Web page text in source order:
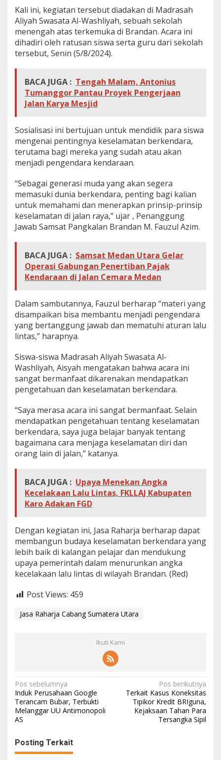
u
h
a
n
M
e
l
u
i
S
i
a
l
i
s
s
i
S
a
f
e
R
i
d
i
d
i
M
a
a
s
a
h
i
y
a
h
S
w
a
t
a
-
W
s
h
y
Kali ini, kegiatan tersebut diadakan di Madrasah
Aliyah Swasata Al-Washliyah, sebuah sekolah
menengah atas terkemuka di Brandan. Acara ini
dihadiri oleh ratusan siswa serta guru dari sekolah
tersebut, Senin (5/8/2024).
BACA JUGA : Tengah Malam, Antonius
Tumanggor Pantau Proyek Pengerjaan
Jalan Karya Mesjid
Sosialisasi ini bertujuan untuk mendidik para siswa
mengenai pentingnya keselamatan berkendara,
terutama bagi mereka yang sudah atau akan
menjadi pengendara kendaraan.
“Sebagai generasi muda yang akan segera
memasuki dunia berkendara, penting bagi kalian
untuk memahami dan menerapkan prinsip-prinsip
keselamatan di jalan raya,” ujar , Penanggung
Jawab Samsat Pangkalan Brandan M. Fauzul Azim.
BACA JUGA : Samsat Medan Utara Gelar
Operasi Gabungan Penertiban Pajak
Kendaraan di Jalan Cemara Medan
Dalam sambutannya, Fauzul berharap “materi yang
disampaikan bisa membantu menjadi pengendara
yang bertanggung jawab dan mematuhi aturan lalu
lintas,” harapnya.
Siswa-siswa Madrasah Aliyah Swasata Al-
Washliyah, Aisyah mengatakan bahwa acara ini
sangat bermanfaat dikarenakan mendapatkan
pengetahuan dan keselamatan berkendara.
“Saya merasa acara ini sangat bermanfaat. Selain
mendapatkan pengetahuan tentang keselamatan
berkendara, saya juga belajar banyak tentang
bagaimana cara menjaga keselamatan diri dan
orang lain di jalan,” katanya.
BACA JUGA : Upaya Menekan Angka
Kecelakaan Lalu Lintas, FKLLAJ Kabupaten
Karo Adakan FGD
Dengan kegiatan ini, Jasa Raharja berharap dapat
membangun budaya keselamatan berkendara yang
lebih baik di kalangan pelajar dan mendukung
upaya pemerintah dalam menurunkan angka
kecelakaan lalu lintas di wilayah Brandan. (Red)
Post Views: 459
Jasa Raharja Cabang Sumatera Utara
Ikuti Kami
N
a
v
g
a
Pos sebelumnya
Induk Perusahaan Google
Terancam Bubar, Terbukti
Melanggar UU Antimonopoli
AS
Pos berikutnya
Terkait Kasus Koneksitas
Tipikor Kredit BRIguna,
Kejaksaan Tahan Para
Tersangka Sipil
Posting Terkait